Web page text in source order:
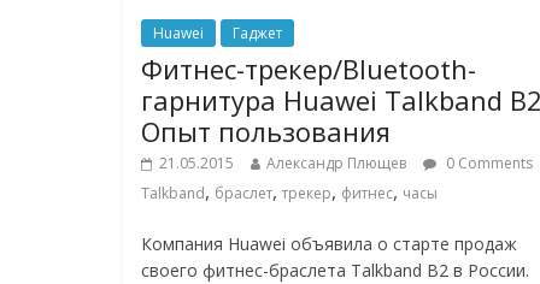
Huawei Гаджет
Фитнес-трекер/Bluetooth-
гарнитура Huawei Talkband
Опыт пользования
21.05.2015 Александр Плющев
0 Comments
Talkband, браслет, трекер, фитнес, часы
Компания Huawei объявила о старте продаж
своего фитнес-браслета Talkband B2 в России.